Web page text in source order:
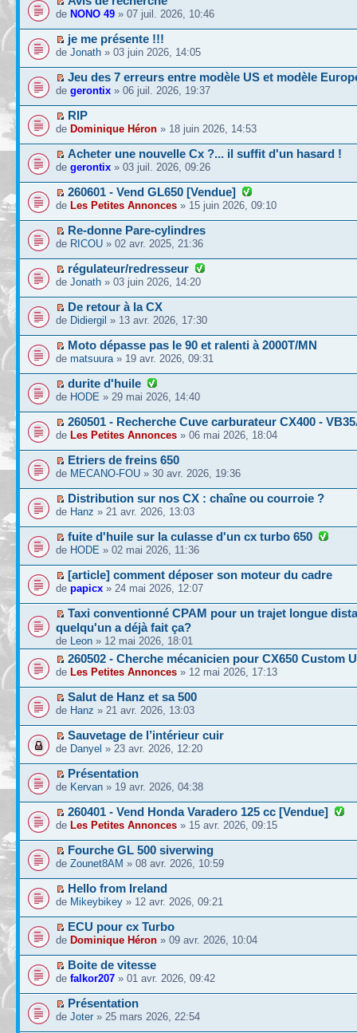
de NONO 49 » 07 juil. 2026, 10:46
je me présente !!!
de Jonath » 03 juin 2026, 14:05
Jeu des 7 erreurs entre modèle US et modèle
de gerontix » 06 juil. 2026, 19:37
RIP
de Dominique Héron » 18 juin 2026, 14:53
Acheter une nouvelle Cx ?... il suffit d'un hasard !
de gerontix » 03 juil. 2026, 09:26
260601 - Vend GL650 [Vendue]
de Les Petites Annonces » 15 juin 2026, 09:10
Re-donne Pare-cylindres
de RICOU » 02 avr. 2025, 21:36
régulateur/redresseur
de Jonath » 03 juin 2026, 14:20
De retour à la CX
de Didiergil » 13 avr. 2026, 17:30
Moto dépasse pas le 90 et ralenti à 2000T/MN
de matsuura » 19 avr. 2026, 09:31
durite d'huile
de HODE » 29 mai 2026, 14:40
260501 - Recherche Cuve carburateur CX400 -
de Les Petites Annonces » 06 mai 2026, 18:04
Etriers de freins 650
de MECANO-FOU » 30 avr. 2026, 19:36
Distribution sur nos CX : chaîne ou courroie ?
de Hanz » 21 avr. 2026, 13:03
fuite d'huile sur la culasse d'un cx turbo 650
de HODE » 02 mai 2026, 11:36
[article] comment déposer son moteur du cadre
de papicx » 24 mai 2026, 12:07
Taxi conventionné CPAM pour un trajet longue
quelqu'un a déjà fait ça?
de Leon » 12 mai 2026, 18:01
260502 - Cherche mécanicien pour CX650 Custom
de Les Petites Annonces » 12 mai 2026, 17:13
Salut de Hanz et sa 500
de Hanz » 21 avr. 2026, 13:03
Sauvetage de l’intérieur cuir
de Danyel » 23 avr. 2026, 12:20
Présentation
de Kervan » 19 avr. 2026, 04:38
260401 - Vend Honda Varadero 125 cc [Vendue]
de Les Petites Annonces » 15 avr. 2026, 09:15
Fourche GL 500 siverwing
de Zounet8AM » 08 avr. 2026, 10:59
Hello from Ireland
de Mikeybikey » 12 avr. 2026, 09:21
ECU pour cx Turbo
de Dominique Héron » 09 avr. 2026, 10:04
Boite de vitesse
de falkor207 » 01 avr. 2026, 09:42
Présentation
de Joter » 25 mars 2026, 22:54